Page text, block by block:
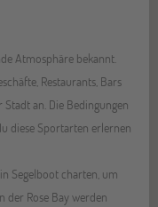
Atmosphäre bekannt.
Restaurants, Bars
an. Die Bedingungen
diese Sportarten erlernen
Segelboot charten, um
der Rose Bay werden